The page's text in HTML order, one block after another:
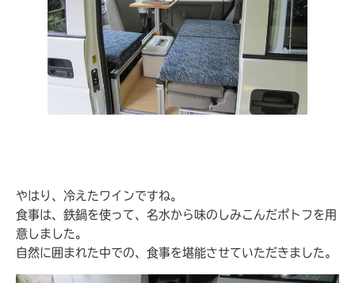
やはり、冷えたワインですね。
食事は、鉄鍋を使って、名水から味のしみこんだポトフを用
意しました。
自然に囲まれた中での、食事を堪能させていただきました。